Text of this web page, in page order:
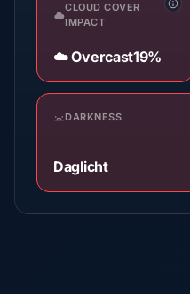
CLOUD COVER
IMPACT
☁️ Overcast19%
DARKNESS
Daglicht